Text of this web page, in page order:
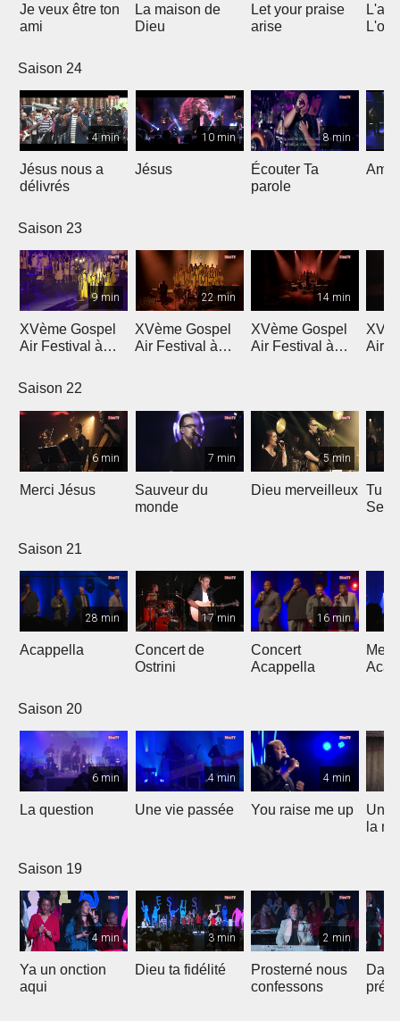
Je veux être ton
ami
La maison de
Dieu
Let your praise
arise
Saison 24
4 min
Jésus nous a
délivrés
10 min
Jésus
8 min
Écouter Ta
parole
Ami
Saison 23
9 min
XVème Gospel
Air Festival à
22 min
XVème Gospel
Air Festival à
14 min
XVème Gospel
Air Festival à
Air
Saison 22
6 min
Merci Jésus
7 min
Sauveur du
monde
5 min
Dieu merveilleux Tu
Saison 21
28 min
Acappella
17 min
Concert de
Ostrini
16 min
Concert
Acappella
Saison 20
6 min
La question
4 min
Une vie passée
4 min
You raise me up
Une
la
Saison 19
4 min
Ya un onction
aqui
3 min
Dieu ta fidélité
2 min
Prosterné nous
confessons